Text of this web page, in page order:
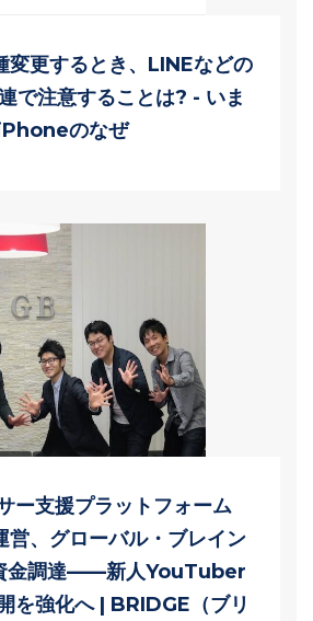
更するとき、LINEなどの
で注意することは? - いま
のなぜ
ー支援プラットフォーム
営、グローバル・ブレイン
金調達——新人YouTuber
を強化へ | BRIDGE（ブリ